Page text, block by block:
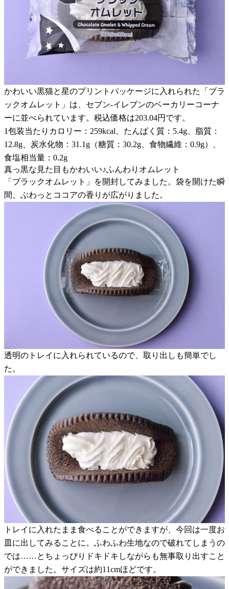
かわいい黒猫と星のプリントパッケージに入れられた「ブラ
ックオムレット」は、セブン-イレブンのベーカリーコーナ
ーに並べられています。税込価格は203.04円です。
1包装当たりカロリー：259kcal、たんぱく質：5.4g、脂質：
12.8g、炭水化物：31.1g（糖質：30.2g、食物繊維：0.9g）、
食塩相当量：0.2g
真っ黒な見た目もかわいい♪ふんわりオムレット
「ブラックオムレット」を開封してみました。袋を開けた瞬
間、ぶわっとココアの香りが広がりました。
透明のトレイに入れられているので、取り出しも簡単でし
た。
トレイに入れたまま食べることができますが、今回は一度お
皿に出してみることに。ふわふわ生地なので破れてしまうの
では……とちょっぴりドキドキしながらも無事取り出すこと
ができました。サイズは約11cmほどです。